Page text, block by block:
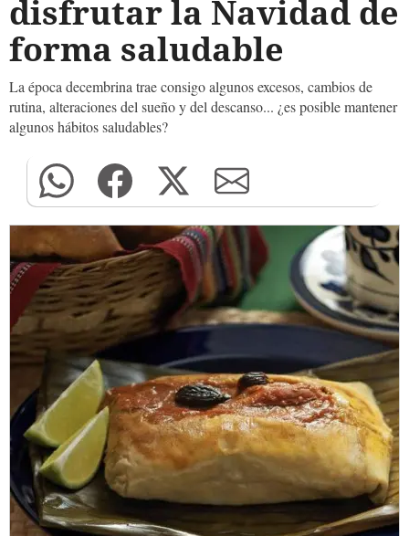
disfrutar la Navidad de
forma saludable
La época decembrina trae consigo algunos excesos, cambios de
rutina, alteraciones del sueño y del descanso... ¿es posible mantener
algunos hábitos saludables?